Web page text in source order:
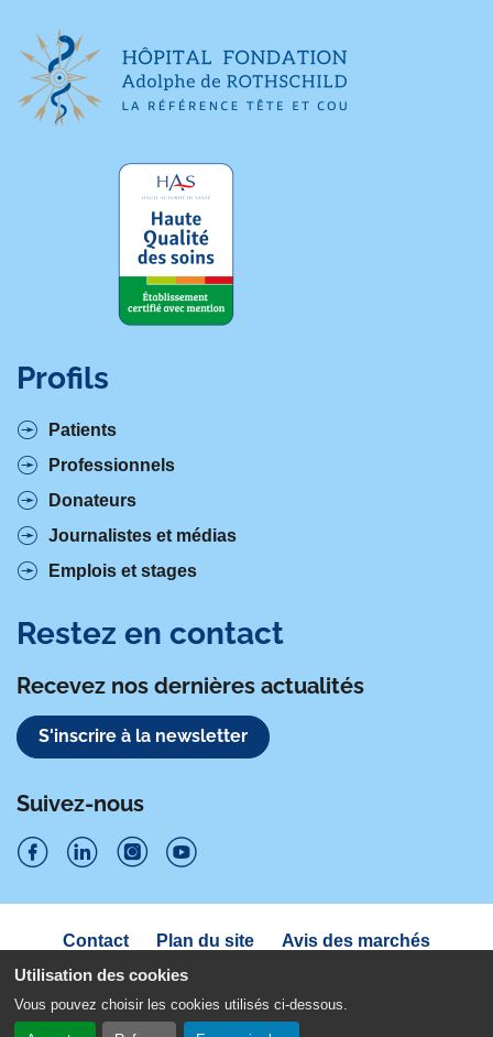
Utilisation des cookies
Vous pouvez choisir les cookies utilisés ci-dessous.
Profils
Patients
Professionnels
Donateurs
Journalistes et médias
Emplois et stages
Restez en contact
Recevez nos dernières actualités
S'inscrire à la newsletter
Suivez-nous
i
v
u
i
v
u
i
v
u
i
v
Navigation
sous
pied
de
page
Contact Plan du site
Avis des marchés
Déclaration d'accessibilité
Politique de confidentialité
Mentions légales
Gestion des cookies